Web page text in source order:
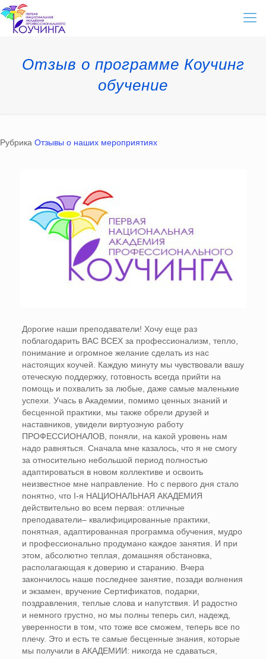
Отзыв о программе Коучинг
обучение
Рубрика Отзывы о наших мероприятиях
Дорогие наши преподаватели! Хочу еще раз
поблагодарить ВАС ВСЕХ за профессионализм, тепло,
понимание и огромное желание сделать из нас
настоящих коучей. Каждую минуту мы чувствовали вашу
отеческую поддержку, готовность всегда прийти на
помощь и похвалить за любые, даже самые маленькие
успехи. Учась в Академии, помимо ценных знаний и
бесценной практики, мы также обрели друзей и
наставников, увидели виртуозную работу
ПРОФЕССИОНАЛОВ, поняли, на какой уровень нам
надо равняться. Сначала мне казалось, что я не смогу
за относительно небольшой период полностью
адаптироваться в новом коллективе и освоить
неизвестное мне направление. Но с первого дня стало
понятно, что I-я НАЦИОНАЛЬНАЯ АКАДЕМИЯ
действительно во всем первая: отличные
преподаватели– квалифицированные практики,
понятная, адаптированная программа обучения, мудро
и профессионально продумано каждое занятия. И при
этом, абсолютно теплая, домашняя обстановка,
располагающая к доверию и старанию. Вчера
закончилось наше последнее занятие, позади волнения
и экзамен, вручение Сертификатов, подарки,
поздравления, теплые слова и напутствия. И радостно
и немного грустно, но мы полны теперь сил, надежд,
уверенности в том, что тоже все сможем, теперь все по
плечу. Это и есть те самые бесценные знания, которые
мы получили в АКАДЕМИИ: никогда не сдаваться,